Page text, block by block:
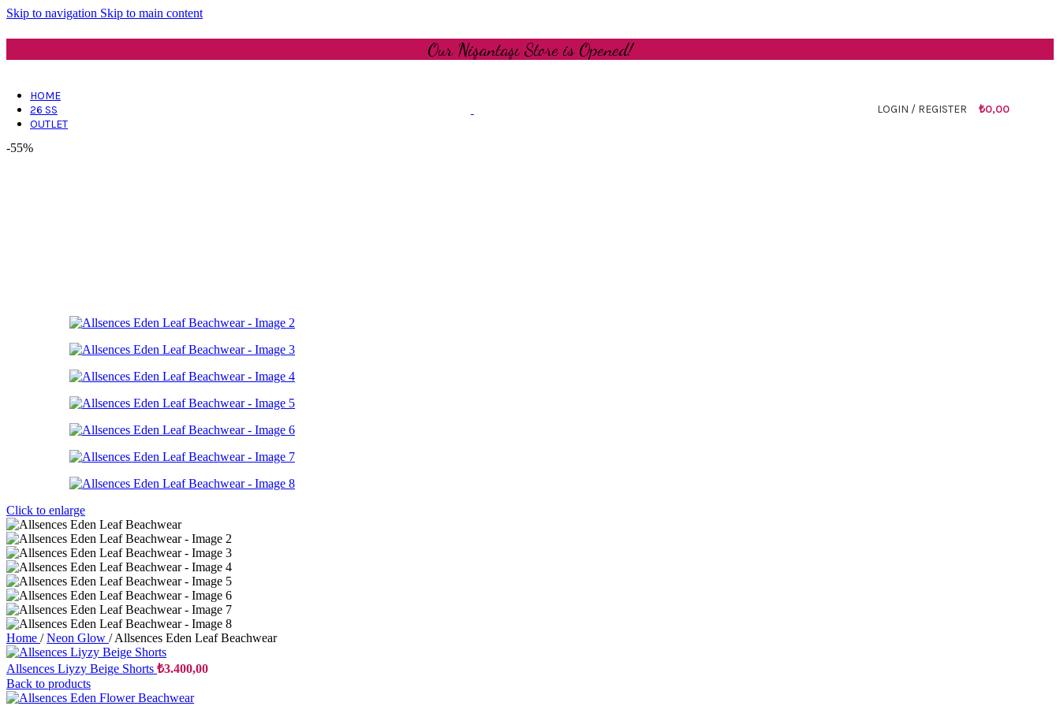
Skip to navigation Skip to main content
Our Nişantaşı Store is Opened!
HOME
26 SS
OUTLET
LOGIN / REGISTER ₺0,00
-55%
Click to enlarge
Home / Neon Glow / Allsences Eden Leaf Beachwear
Allsences Liyzy Beige Shorts ₺3.400,00
Back to products